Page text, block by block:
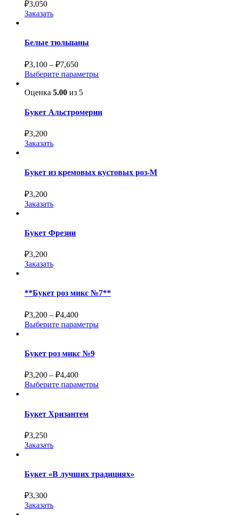
₽3,050
Заказать
Белые тюльпаны
₽3,100 – ₽7,650
Выберите параметры
Оценка 5.00 из 5
Букет Альстромерии
₽3,200
Заказать
Букет из кремовых кустовых роз-М
₽3,200
Заказать
Букет Фрезии
₽3,200
Заказать
**Букет роз микс №7**
₽3,200 – ₽4,400
Выберите параметры
Букет роз микс №9
₽3,200 – ₽4,400
Выберите параметры
Букет Хризантем
₽3,250
Заказать
Букет «В лучших традициях»
₽3,300
Заказать